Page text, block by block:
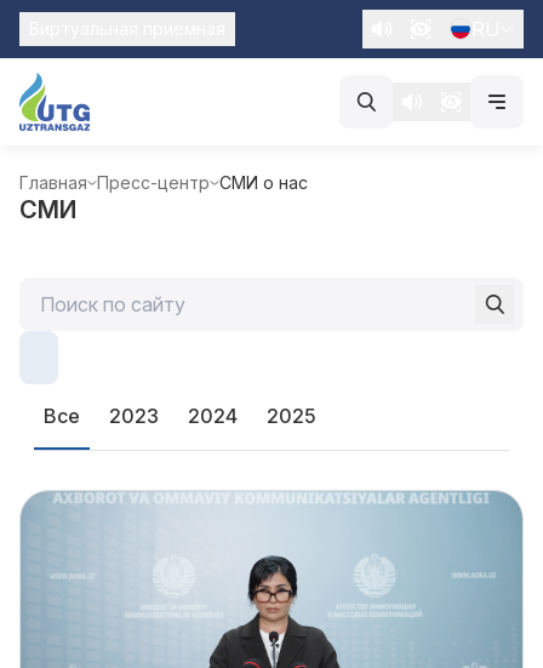
Главная Пресс-центр СМИ о нас
СМИ
Все 2023 2024 2025